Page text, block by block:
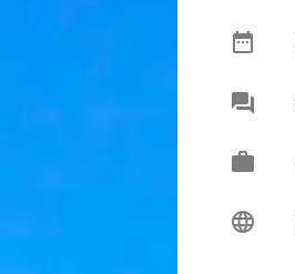
date_range
chat
work
language